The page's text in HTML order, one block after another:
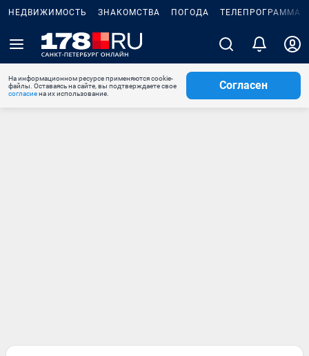
НЕДВИЖИМОСТЬ ЗНАКОМСТВА ПОГОДА ТЕЛЕПРОГРАММА
На информационном ресурсе применяются cookie-
файлы. Оставаясь на сайте, вы подтверждаете свое
согласиена их использование.
Согласен